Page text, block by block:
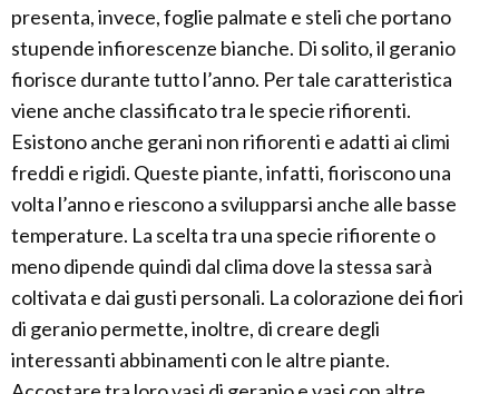
presenta, invece, foglie palmate e steli che portano
stupende infiorescenze bianche. Di solito, il geranio
fiorisce durante tutto l’anno. Per tale caratteristica
viene anche classificato tra le specie rifiorenti.
Esistono anche gerani non rifiorenti e adatti ai climi
freddi e rigidi. Queste piante, infatti, fioriscono una
volta l’anno e riescono a svilupparsi anche alle basse
temperature. La scelta tra una specie rifiorente o
meno dipende quindi dal clima dove la stessa sarà
coltivata e dai gusti personali. La colorazione dei fiori
di geranio permette, inoltre, di creare degli
interessanti abbinamenti con le altre piante.